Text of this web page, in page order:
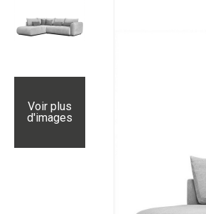
Voir plus
d'images